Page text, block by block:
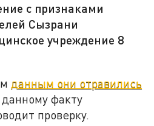
с признаками
Сызрани
учреждение 8
данным они отравились
факту
проверку.